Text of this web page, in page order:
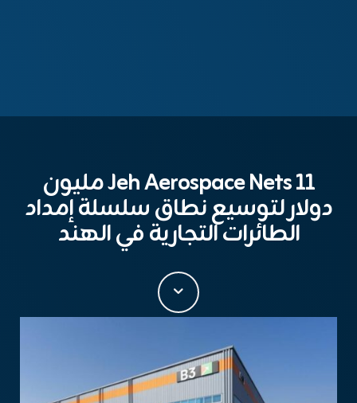
Jeh Aerospace Nets 11 مليون
دولار لتوسيع نطاق سلسلة إمداد
الطائرات التجارية في الهند